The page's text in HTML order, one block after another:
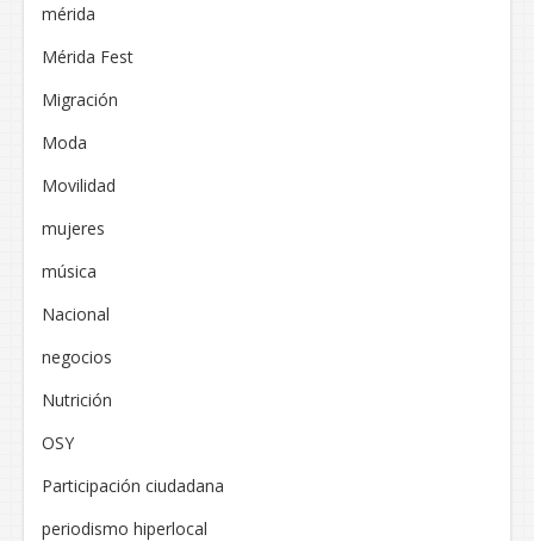
mérida
Mérida Fest
Migración
Moda
Movilidad
mujeres
música
Nacional
negocios
Nutrición
OSY
Participación ciudadana
periodismo hiperlocal